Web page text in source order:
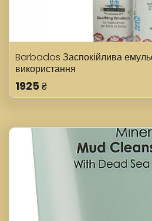
Barbados Заспокійлива
використання
1925 ₴